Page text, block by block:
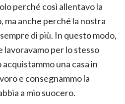
perché così allentavo la
ma anche perché la nostra
di più. In questo modo,
lavoravamo per lo stesso
una casa in
e consegnammo la
a mio suocero.